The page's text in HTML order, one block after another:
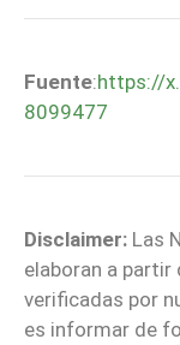
Fuente:https://
8099477
Disclaimer: Las
elaboran a
verificadas por
es informar de